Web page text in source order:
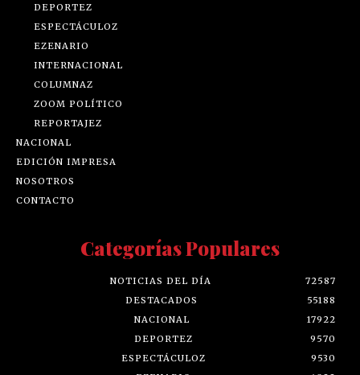
DEPORTEZ
ESPECTÁCULOZ
EZENARIO
INTERNACIONAL
COLUMNAZ
ZOOM POLÍTICO
REPORTAJEZ
NACIONAL
EDICIÓN IMPRESA
NOSOTROS
CONTACTO
Categorías Populares
NOTICIAS DEL DÍA
72587
DESTACADOS
55188
NACIONAL
17922
DEPORTEZ
9570
ESPECTÁCULOZ
9530